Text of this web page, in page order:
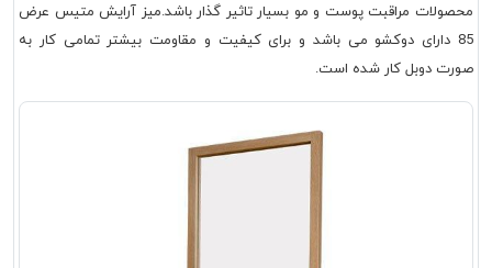
محصولات مراقبت پوست و مو بسیار تاثیر گذار باشد.میز آرایش متیس عرض
85 دارای دوکشو می باشد و برای کیفیت و مقاومت بیشتر تمامی کار به
صورت دوبل کار شده است.